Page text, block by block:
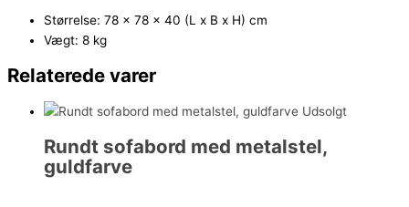
Størrelse: 78 x 78 x 40 (L x B x H) cm
Vægt: 8 kg
Relaterede varer
Udsolgt
Rundt sofabord med metalstel,
guldfarve